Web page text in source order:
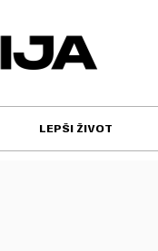
LEPŠI ŽIVOT